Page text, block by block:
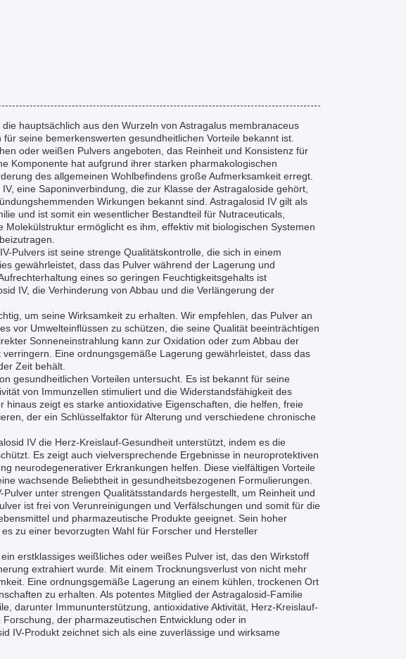
hauptsächlich aus den Wurzeln von Astragalus membranaceus
seine bemerkenswerten gesundheitlichen Vorteile bekannt ist.
oder weißen Pulvers angeboten, das Reinheit und Konsistenz für
Komponente hat aufgrund ihrer starken pharmakologischen
des allgemeinen Wohlbefindens große Aufmerksamkeit erregt.
eine Saponinverbindung, die zur Klasse der Astragaloside gehört,
Wirkungen bekannt sind. Astragalosid IV gilt als
und ist somit ein wesentlicher Bestandteil für Nutraceuticals,
ermöglicht es ihm, effektiv mit biologischen Systemen
Pulvers ist seine strenge Qualitätskontrolle, die sich in einem
gewährleistet, dass das Pulver während der Lagerung und
eines so geringen Feuchtigkeitsgehalts ist
IV, die Verhinderung von Abbau und die Verlängerung der
um seine Wirksamkeit zu erhalten. Wir empfehlen, das Pulver an
vor Umwelteinflüssen zu schützen, die seine Qualität beeinträchtigen
Sonneneinstrahlung kann zur Oxidation oder zum Abbau der
Eine ordnungsgemäße Lagerung gewährleistet, dass das
Zeit behält.
gesundheitlichen Vorteilen untersucht. Es ist bekannt für seine
von Immunzellen stimuliert und die Widerstandsfähigkeit des
zeigt es starke antioxidative Eigenschaften, die helfen, freie
der ein Schlüsselfaktor für Alterung und verschiedene chronische
IV die Herz-Kreislauf-Gesundheit unterstützt, indem es die
Es zeigt auch vielversprechende Ergebnisse in neuroprotektiven
neurodegenerativer Erkrankungen helfen. Diese vielfältigen Vorteile
wachsende Beliebtheit in gesundheitsbezogenen Formulierungen.
unter strengen Qualitätsstandards hergestellt, um Reinheit und
ist frei von Verunreinigungen und Verfälschungen und somit für die
und pharmazeutische Produkte geeignet. Sein hoher
zu einer bevorzugten Wahl für Forscher und Hersteller
erstklassiges weißliches oder weißes Pulver ist, das den Wirkstoff
extrahiert wurde. Mit einem Trocknungsverlust von nicht mehr
Eine ordnungsgemäße Lagerung an einem kühlen, trockenen Ort
zu erhalten. Als potentes Mitglied der Astragalosid-Familie
darunter Immununterstützung, antioxidative Aktivität, Herz-Kreislauf-
der pharmazeutischen Entwicklung oder in
IV-Produkt zeichnet sich als eine zuverlässige und wirksame